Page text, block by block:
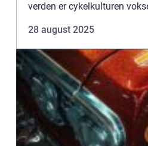
verden er cykelkulturen
28 august 2025